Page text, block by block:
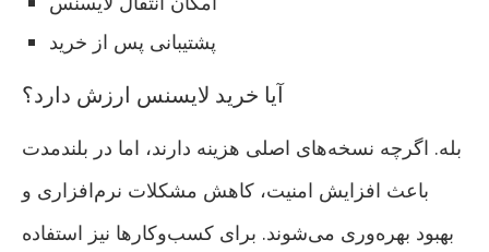
پشتیبانی پس از خرید
آیا خرید لایسنس ارزش دارد؟
بله. اگرچه نسخه‌های اصلی هزینه دارند، اما در بلندمدت
باعث افزایش امنیت، کاهش مشکلات نرم‌افزاری و
بهبود بهره‌وری می‌شوند. برای کسب‌وکارها نیز استفاده